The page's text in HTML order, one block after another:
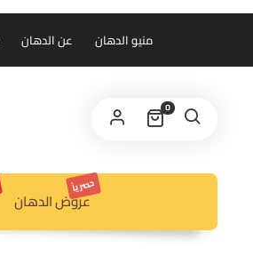
عن الدهان منيو الدهان
0
عروض الدهان
حصرياً